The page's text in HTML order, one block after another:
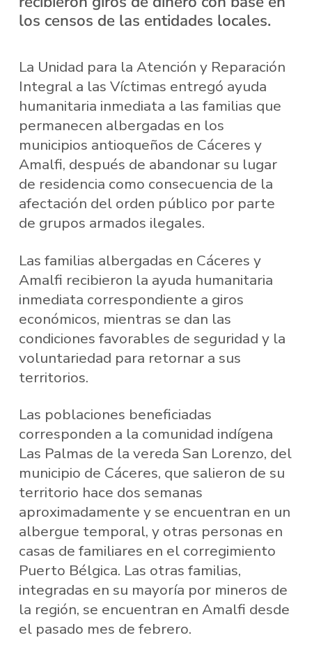
los censos de las entidades locales.
La Unidad para la Atención y Reparación
Integral a las Víctimas entregó ayuda
humanitaria inmediata a las familias que
permanecen albergadas en los
municipios antioqueños de Cáceres y
Amalfi, después de abandonar su lugar
de residencia como consecuencia de la
afectación del orden público por parte
de grupos armados ilegales.
Las familias albergadas en Cáceres y
Amalfi recibieron la ayuda humanitaria
inmediata correspondiente a giros
económicos, mientras se dan las
condiciones favorables de seguridad y la
voluntariedad para retornar a sus
territorios.
Las poblaciones beneficiadas
corresponden a la comunidad indígena
Las Palmas de la vereda San Lorenzo, del
municipio de Cáceres, que salieron de su
territorio hace dos semanas
aproximadamente y se encuentran en un
albergue temporal, y otras personas en
casas de familiares en el corregimiento
Puerto Bélgica. Las otras familias,
integradas en su mayoría por mineros de
la región, se encuentran en Amalfi desde
el pasado mes de febrero.